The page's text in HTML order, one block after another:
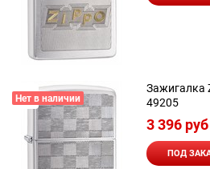
Нет в наличии
Зажигалка
49205
3 396 руб
ПОД